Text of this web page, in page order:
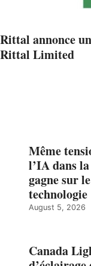
Rittal annonce
Rittal Limited
Même
l’IA dans
gagne sur
technologie
August 5, 2026
Canada